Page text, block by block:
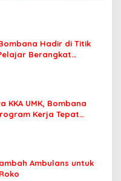
Hadir di Titik
Berangkat
KKA UMK, Bombana
Kerja Tepat
Ambulans untuk